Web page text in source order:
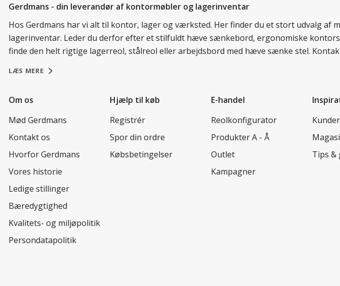
Gerdmans - din leverandør af kontormøbler og lagerinventar
Hos Gerdmans har vi alt til kontor, lager og værksted. Her finder du et stort udvalg
lagerinventar. Leder du derfor efter et stilfuldt hæve sænkebord, ergonomiske
finde den helt rigtige lagerreol, stålreol eller arbejdsbord med hæve sænke stel.
LÆS MERE
Om os
Mød Gerdmans
Kontakt os
Hvorfor Gerdmans
Vores historie
Ledige stillinger
Bæredygtighed
Kvalitets- og miljøpolitik
Persondatapolitik
Hjælp til køb
Registrér
Spor din ordre
Købsbetingelser
E-handel
Reolkonfigurator
Produkter A - Å
Outlet
Kampagner
Tips &